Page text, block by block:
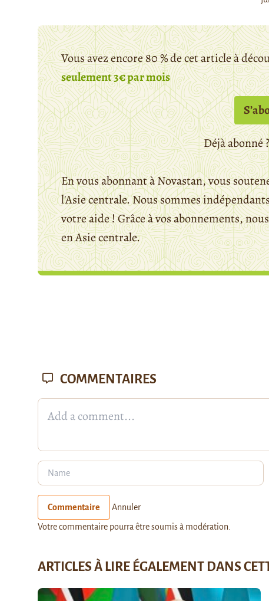
Vous avez encore 80 % de cet article à
seulement 3€ par mois
Déjà abonné
En vous abonnant à Novastan, vous
l'Asie centrale. Nous sommes
votre aide ! Grâce à vos abonnements,
en Asie centrale.
COMMENTAIRES
Commentaire Annuler
Votre commentaire pourra être soumis à modération.
ARTICLES À LIRE ÉGALEMENT DANS